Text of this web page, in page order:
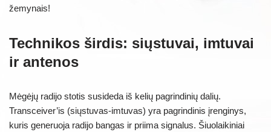
žemynais!
Technikos širdis: siųstuvai, imtuvai
ir antenos
Mėgėjų radijo stotis susideda iš kelių pagrindinių dalių.
Transceiver’is (siųstuvas-imtuvas) yra pagrindinis įrenginys,
kuris generuoja radijo bangas ir priima signalus. Šiuolaikiniai